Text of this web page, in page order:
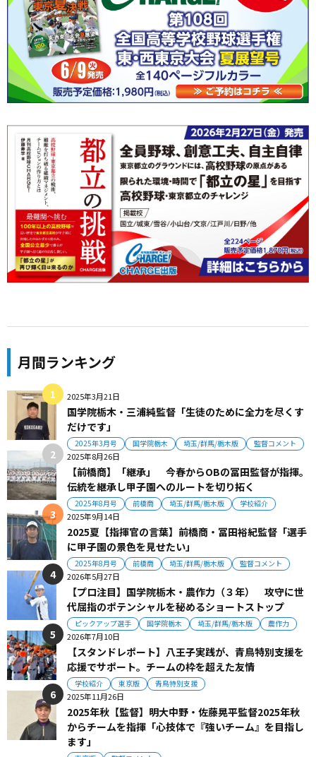
月間ランキング
2025年3月21日
国学院栃木・三浦純監督「生徒のために全力を尽くす
だけです」
2025年3月号 国学院栃木 埼玉/群馬/栃木版 監督コメント
2025年8月26日
【前橋商】「継承」 今春からOBの冨田監督が指揮。
伝統を継承し甲子園へのルートを切り拓く
2025年8月号 前橋商 埼玉/群馬/栃木版 学校紹介
2025年9月14日
2025夏【指揮官の言葉】前橋商・冨田裕紀監督「選手
に甲子園の景色を見せたい」
2025年8月号 前橋商 埼玉/群馬/栃木版 監督コメント
2026年5月27日
【プロ注目】国学院栃木・農作力（３年） 攻守に世
代屈指のポテンシャルを秘めるショートストップ
ピックアップ選手 国学院栃木 埼玉/群馬/栃木版 農作力
2026年7月10日
【スタンドレポート】八王子実践が、青鳥特別支援を
応援でサポート。チームの枠を超えた友情
学校紹介 東京版 青鳥特別支援
2025年11月26日
2025年秋【監督】明大中野・佐藤晃平監督2025年秋
からチームを指揮「心技体で『強いチーム』を目指し
ます」